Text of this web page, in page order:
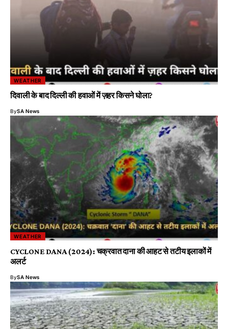
WEATHER
दिवाली के बाद दिल्ली की हवाओं में ज़हर किसने घोला?
BySA News
WEATHER
CYCLONE DANA (2024): चक्रवात दाना की आहट से तटीय इलाकों में
अलर्ट
BySA News